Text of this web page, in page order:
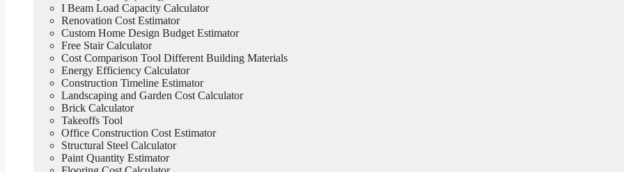
I Beam Load Capacity Calculator
Renovation Cost Estimator
Custom Home Design Budget Estimator
Free Stair Calculator
Cost Comparison Tool Different Building Materials
Energy Efficiency Calculator
Construction Timeline Estimator
Landscaping and Garden Cost Calculator
Brick Calculator
Takeoffs Tool
Office Construction Cost Estimator
Structural Steel Calculator
Paint Quantity Estimator